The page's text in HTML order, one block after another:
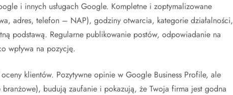
i innych usługach Google. Kompletne i zoptymalizowane
adres, telefon – NAP), godziny otwarcia, kategorie działalności,
podstawą. Regularne publikowanie postów, odpowiadanie na
wpływa na pozycję.
klientów. Pozytywne opinie w Google Business Profile, ale
budują zaufanie i pokazują, że Twoja firma jest godna